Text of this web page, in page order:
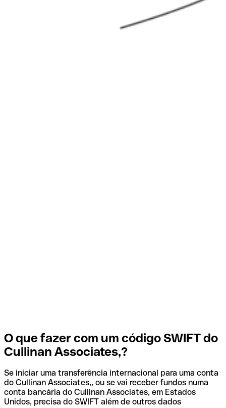
O que fazer com um código SWIFT do
Cullinan Associates,?
Se iniciar uma transferência internacional para uma conta
do Cullinan Associates,, ou se vai receber fundos numa
conta bancária do Cullinan Associates, em Estados
Unidos, precisa do SWIFT além de outros dados